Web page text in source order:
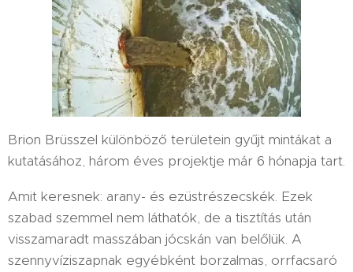
Brion Brüsszel különböző területein gyűjt mintákat a
kutatásához, három éves projektje már 6 hónapja tart.
Amit keresnek: arany- és ezüstrészecskék. Ezek
szabad szemmel nem láthatók, de a tisztítás után
visszamaradt masszában jócskán van belőlük. A
szennyvíziszapnak egyébként borzalmas, orrfacsaró